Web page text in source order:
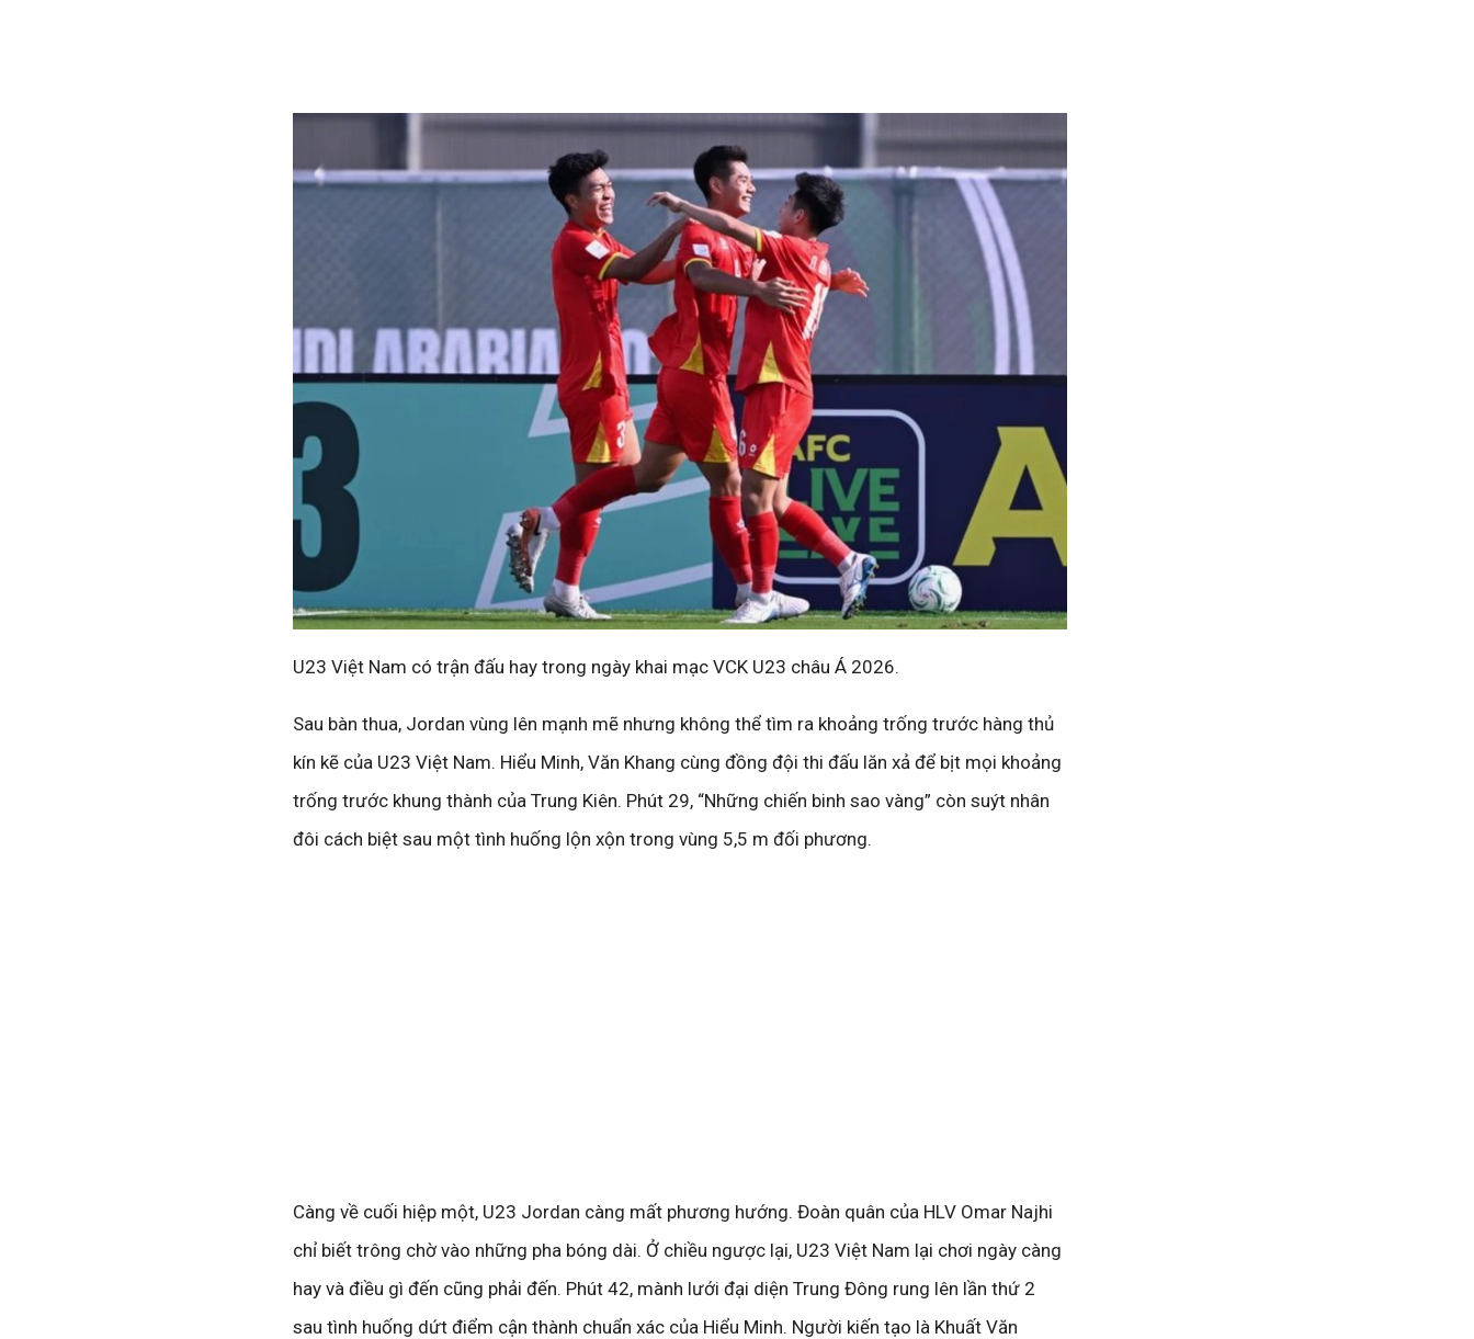
U23 Việt Nam có trận đấu hay trong ngày khai mạc VCK U23 châu Á 2026.
Sau bàn thua, Jordan vùng lên mạnh mẽ nhưng không thể tìm ra khoảng trống trước hàng thủ
kín kẽ của U23 Việt Nam. Hiểu Minh, Văn Khang cùng đồng đội thi đấu lăn xả để bịt mọi khoảng
trống trước khung thành của Trung Kiên. Phút 29, “Những chiến binh sao vàng” còn suýt nhân
đôi cách biệt sau một tình huống lộn xộn trong vùng 5,5 m đối phương.
Càng về cuối hiệp một, U23 Jordan càng mất phương hướng. Đoàn quân của HLV Omar Najhi
chỉ biết trông chờ vào những pha bóng dài. Ở chiều ngược lại, U23 Việt Nam lại chơi ngày càng
hay và điều gì đến cũng phải đến. Phút 42, mành lưới đại diện Trung Đông rung lên lần thứ 2
sau tình huống dứt điểm cận thành chuẩn xác của Hiểu Minh. Người kiến tạo là Khuất Văn